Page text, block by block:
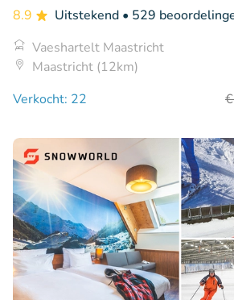
8.9 Uitstekend • 529
Vaeshartelt Maastricht
Maastricht (12km)
Verkocht: 22